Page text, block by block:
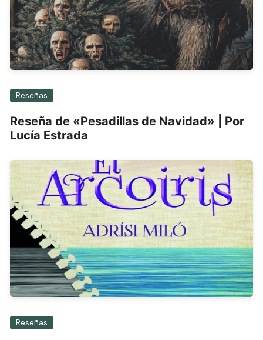
Reseñas
Reseña de «Pesadillas de Navidad» | Por
Lucía Estrada
Reseñas